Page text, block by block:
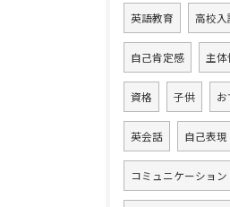
英語教育 高校入
自己肯定感 主体
資格 子供 お
英会話 自己表現
コミュニケーション